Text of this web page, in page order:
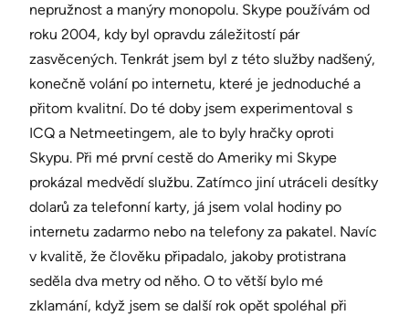
nepružnost a manýry monopolu. Skype používám od
roku 2004, kdy byl opravdu záležitostí pár
zasvěcených. Tenkrát jsem byl z této služby nadšený,
konečně volání po internetu, které je jednoduché a
přitom kvalitní. Do té doby jsem experimentoval s
ICQ a Netmeetingem, ale to byly hračky oproti
Skypu. Při mé první cestě do Ameriky mi Skype
prokázal medvědí službu. Zatímco jiní utráceli desítky
dolarů za telefonní karty, já jsem volal hodiny po
internetu zadarmo nebo na telefony za pakatel. Navíc
v kvalitě, že člověku připadalo, jakoby protistrana
seděla dva metry od něho. O to větší bylo mé
zklamání, když jsem se další rok opět spoléhal při